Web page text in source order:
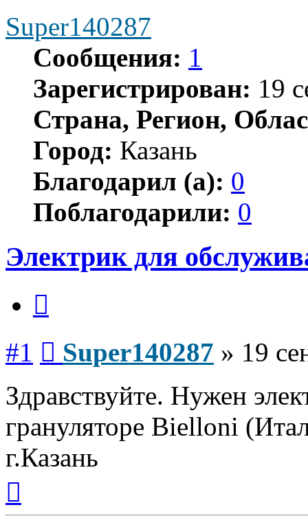
Super140287
Сообщения: 1
Зарегистрирован: 19
Страна, Регион,
Город: Казань
Благодарил (а): 0
Поблагодарили: 0
Электрик для
#1 Super140287 » 19
Здравствуйте. Нужен
грануляторе Bielloni
г.Казань
началу